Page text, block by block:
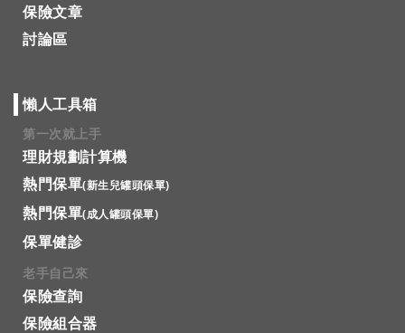
保險文章
討論區
懶人工具箱
第一次就上手
理財規劃計算機
熱門保單(新生兒罐頭保單)
熱門保單(成人罐頭保單)
保單健診
老手自己來
保險查詢
保險組合器